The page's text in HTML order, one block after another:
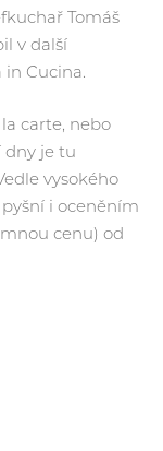
Tomáš
v další
in Cucina.
carte, nebo
dny je tu
vysokého
i oceněním
cenu) od